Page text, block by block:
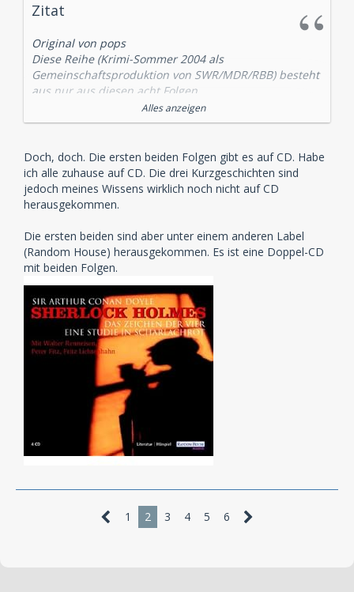
Zitat
Original von pops
Diese Reihe (Krimi-Sommer 2004 als
Gemeinschaftsproduktion von SWR/MDR/RBB) besteht
aus nur aus diesen acht Folgen.
Es gibt aber noch ein paar ältere Holmes-Hörspiele
1987:
Eine Studie in Scharlachrot
1991:
Das Zeichen der Vier
1996:
Das gesprenkelte Band
Das Rätsel von Boscombe Valley
Ein Skandal in Böhmen
MW ist davon aber nix in den Handel geraten.
Alles anzeigen
Doch, doch. Die ersten beiden Folgen gibt es auf CD. Habe
ich alle zuhause auf CD. Die drei Kurzgeschichten sind
jedoch meines Wissens wirklich noch nicht auf CD
herausgekommen.
Die ersten beiden sind aber unter einem anderen Label
(Random House) herausgekommen. Es ist eine Doppel-CD
mit beiden Folgen.
1 2 3 4 5 6